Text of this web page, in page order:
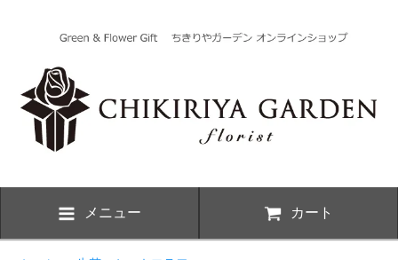
メニュー カート